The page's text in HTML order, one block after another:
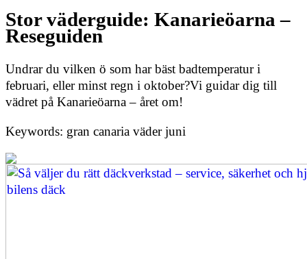
Stor väderguide: Kanarieöarna –
Reseguiden
Undrar du vilken ö som har bäst badtemperatur i
februari, eller minst regn i oktober?Vi guidar dig till
vädret på Kanarieöarna – året om!
Keywords: gran canaria väder juni